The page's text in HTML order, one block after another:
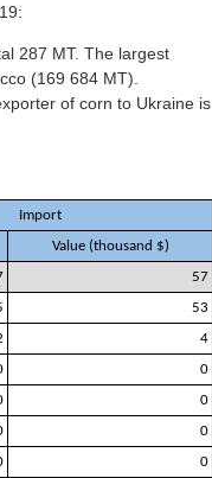
287 MT. The largest
(169 684 MT).
of corn to Ukraine is
Import
Value (thousand $)
57
53
4
0
0
0
0